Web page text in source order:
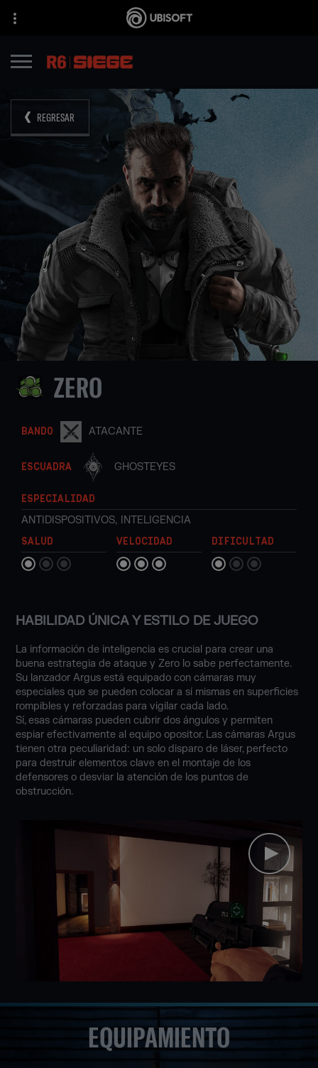
REGRESAR
ZERO
BANDO ATACANTE
ESCUADRA GHOSTEYES
ESPECIALIDAD
ANTIDISPOSITIVOS, INTELIGENCIA
SALUD VELOCIDAD DIFICULTAD
HABILIDAD ÚNICA Y ESTILO DE JUEGO
La información de inteligencia es crucial para crear una
buena estrategia de ataque y Zero lo sabe perfectamente.
Su lanzador Argus está equipado con cámaras muy
especiales que se pueden colocar a sí mismas en superficies
rompibles y reforzadas para vigilar cada lado.
Sí, esas cámaras pueden cubrir dos ángulos y permiten
espiar efectivamente al equipo opositor. Las cámaras Argus
tienen otra peculiaridad: un solo disparo de láser, perfecto
para destruir elementos clave en el montaje de los
defensores o desviar la atención de los puntos de
obstrucción.
EQUIPAMIENTO